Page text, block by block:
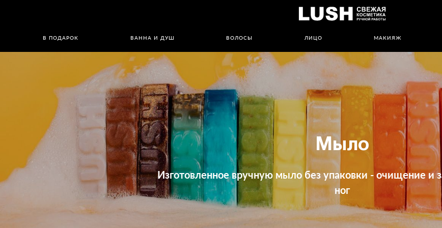
В ПОДАРОК ВАННА И ДУШ ВОЛОСЫ ЛИЦО МАКИЯЖ
Мыло
Изготовленное вручную мыло без упаковки - очищение и
ног